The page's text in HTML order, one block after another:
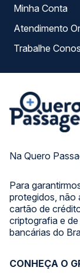
Na Quero
Para
protegidos, não
cartão de
criptografia e
bancárias do
Minha Conta
Trabalhe
CONHEÇA O